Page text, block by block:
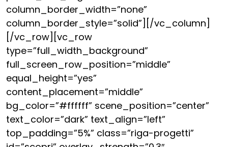
column_border_width=”none”
column_border_style=”solid”][/vc_column]
[/vc_row][vc_row
type=”full_width_background”
full_screen_row_position=”middle”
equal_height=”yes”
content_placement=”middle”
bg_color=”#ffffff” scene_position=”center”
text_color=”dark” text_align=”left”
top_padding=”5%” class=”riga-progetti”